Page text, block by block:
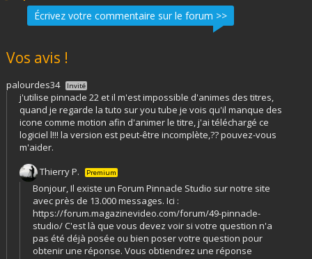
Écrivez votre commentaire sur le forum >>
Vos avis !
palourdes34 Invité
j'utilise pinnacle 22 et il m'est impossible d'animes des titres,
quand je regarde la tuto sur you tube je vois qu'il manque des
icone comme motion afin d'animer le titre, j'ai téléchargé ce
logiciel l!!! la version est peut-être incomplète,?? pouvez-vous
m'aider.
Thierry P.
Premium
Bonjour, Il existe un Forum Pinnacle Studio sur notre site
avec près de 13.000 messages. Ici :
https://forum.magazinevideo.com/forum/49-pinnacle-
studio/ C'est là que vous devez voir si votre question n'a
pas été déjà posée ou bien poser votre question pour
obtenir une réponse. Vous obtiendrez une réponse